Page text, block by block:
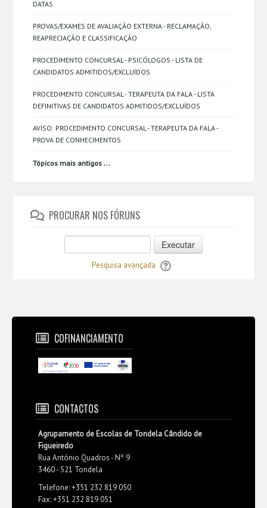
DATAS
PROVAS/EXAMES DE AVALIAÇÃO EXTERNA - RECLAMAÇÃO,
REAPRECIAÇÃO E CLASSIFICAÇÃO
PROCEDIMENTO CONCURSAL - PSICÓLOGOS - LISTA DE
CANDIDATOS ADMITIDOS/EXCLUÍDOS
PROCEDIMENTO CONCURSAL - TERAPEUTA DA FALA - LISTA
DEFINITIVAS DE CANDIDATOS ADMITIDOS/EXCLUÍDOS
AVISO: PROCEDIMENTO CONCURSAL - TERAPEUTA DA FALA -
PROVA DE CONHECIMENTOS
Tópicos mais antigos ...
PROCURAR NOS FÓRUNS
Executar
Pesquisa avançada
COFINANCIAMENTO
CONTACTOS
Agrupamento de Escolas de Tondela Cândido de
Figueiredo
Rua António Quadros - Nº 9
3460 - 521 Tondela
Telefone: +351 232 819 050
Fax: +351 232 819 051